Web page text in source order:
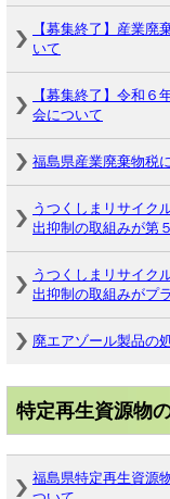
【募集終了】産業廃
いて
【募集終了】令和
会について
福島県産業廃棄物税
うつくしまリサイク
出抑制の取組みが第
うつくしまリサイク
出抑制の取組みがプ
廃エアゾール製品の
特定再生資源物
福島県特定再生資源